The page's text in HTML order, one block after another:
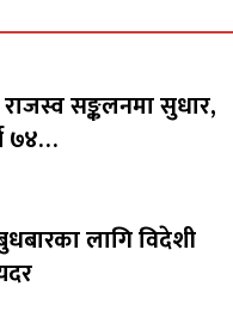
सङ्कलनमा सुधार,
७४…
लागि विदेशी